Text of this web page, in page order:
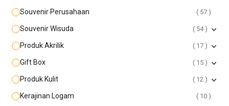
Souvenir Perusahaan 57
Souvenir Wisuda 54
Produk Akrilik 17
Gift Box 15
Produk Kulit 12
Kerajinan Logam 10